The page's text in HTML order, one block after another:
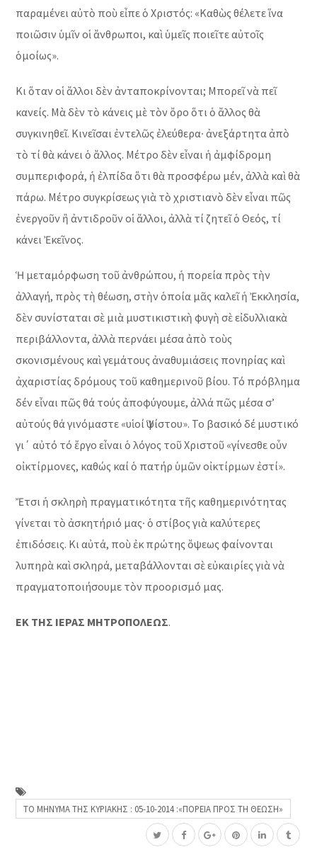
παραμένει αὐτὸ ποὺ εἶπε ὁ Χριστός: «Καθὼς θέλετε ἵνα
ποιῶσιν ὑμῖν οἱ ἄνθρωποι, καὶ ὑμεῖς ποιεῖτε αὐτοῖς
ὁμοίως».
Κι ὅταν οἱ ἄλλοι δὲν ἀνταποκρίνονται; Μπορεῖ νὰ πεῖ
κανείς. Μὰ δὲν τὸ κάνεις μὲ τὸν ὄρο ὅτι ὁ ἄλλος θὰ
συγκινηθεῖ. Κινεῖσαι ἐντελῶς ἐλεύθερα∙ ἀνεξάρτητα ἀπὸ
τὸ τί θὰ κάνει ὁ ἄλλος. Μέτρο δὲν εἶναι ἡ ἀμφίδρομη
συμπεριφορά, ἡ ἐλπίδα ὅτι θὰ προσφέρω μέν, ἀλλὰ καὶ θὰ
πάρω. Μέτρο συγκρίσεως γιὰ τὸ χριστιανὸ δὲν εἶναι πῶς
ἐνεργοῦν ἢ ἀντιδροῦν οἱ ἄλλοι, ἀλλὰ τί ζητεῖ ὁ Θεός, τί
κάνει Ἐκεῖνος.
Ἡ μεταμόρφωση τοῦ ἀνθρώπου, ἡ πορεία πρὸς τὴν
ἀλλαγή, πρὸς τὴ θέωση, στὴν ὁποία μᾶς καλεῖ ἡ Ἐκκλησία,
δὲν συνίσταται σὲ μιὰ μυστικιστικὴ φυγὴ σὲ εἰδυλλιακὰ
περιβάλλοντα, ἀλλὰ περνάει μέσα ἀπὸ τοὺς
σκονισμένους καὶ γεμάτους ἀναθυμιάσεις πονηρίας καὶ
ἀχαριστίας δρόμους τοῦ καθημερινοῦ βίου. Τό πρόβλημα
δέν εἶναι πῶς θά τούς ἀποφύγουμε, ἀλλά πῶς μέσα σ’
αὐτούς θά γινόμαστε «υἱοί Ὑψίστου». Το βασικό δέ μυστικό
γι΄ αὐτό τό ἔργο εἶναι ὁ λόγος τοῦ Χριστοῦ «γίνεσθε οὖν
οἰκτίρμονες, καθώς καί ὁ πατήρ ὑμῶν οἰκτίρμων ἐστί».
Ἔτσι ἡ σκληρὴ πραγματικότητα τῆς καθημερινότητας
γίνεται τὸ ἀσκητήριό μας∙ ὁ στίβος γιὰ καλύτερες
ἐπιδόσεις. Κι αὐτά, ποὺ ἐκ πρώτης ὄψεως φαίνονται
λυπηρὰ καὶ σκληρά, μεταβάλλονται σὲ εὐκαιρίες γιὰ νὰ
πραγματοποιήσουμε τὸν προορισμό μας.
ΕΚ ΤΗΣ ΙΕΡΑΣ ΜΗΤΡΟΠΟΛΕΩΣ.
ΤΟ ΜΗΝΥΜΑ ΤΗΣ ΚΥΡΙΑΚΗΣ : 05-10-2014 :«ΠΟΡΕΙΑ ΠΡΟΣ ΤΗ ΘΕΩΣΗ»